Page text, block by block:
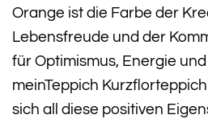
Orange ist die Farbe der
Lebensfreude und der
für Optimismus, Energie
meinTeppich
sich all diese positiven